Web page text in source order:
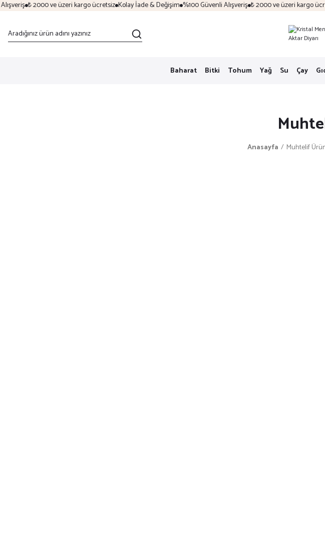
₺ 2000 ve üzeri kargo ücretsiz Kolay İade & Değişim %100 Güvenli Alışveriş ₺ 2000 ve üzeri kargo
Baharat Bitki Tohum Yağ Su Çay
Anasayfa Muhtelif